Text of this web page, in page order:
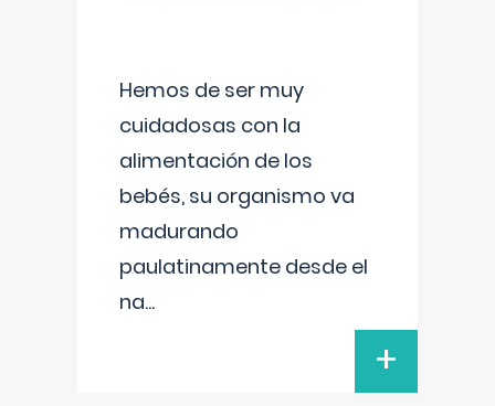
Hemos de ser muy
cuidadosas con la
alimentación de los
bebés, su organismo va
madurando
paulatinamente desde el
na...
+